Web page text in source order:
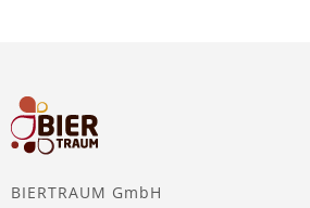
BIERTRAUM GmbH